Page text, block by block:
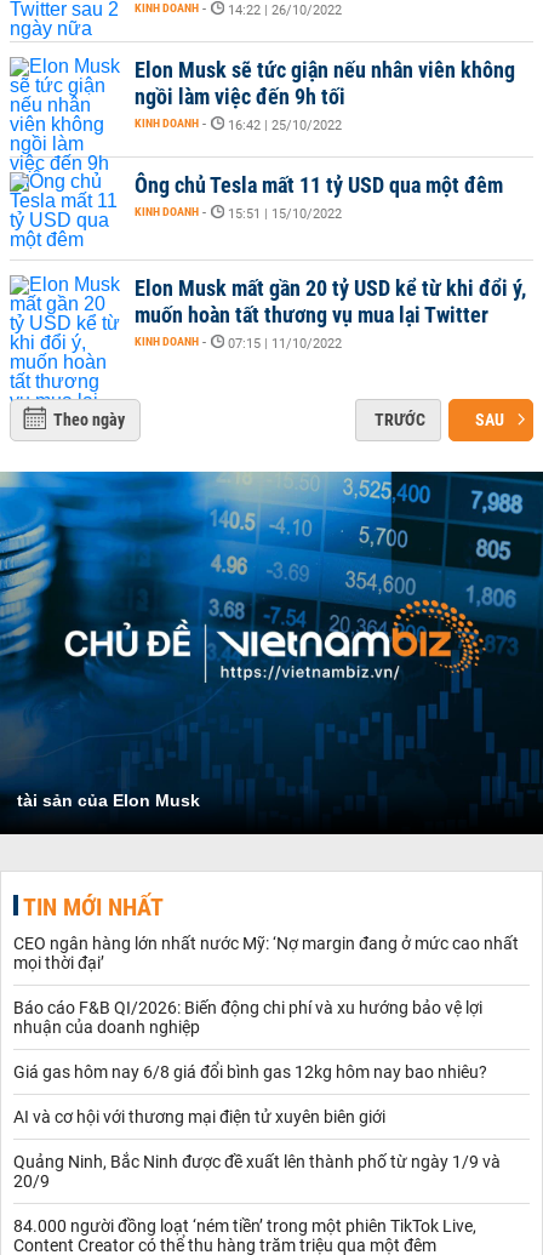
KINH DOANH - 14:22 | 26/10/2022
Elon Musk sẽ tức giận nếu nhân viên không
ngồi làm việc đến 9h tối
KINH DOANH - 16:42 | 25/10/2022
Ông chủ Tesla mất 11 tỷ USD qua một đêm
KINH DOANH - 15:51 | 15/10/2022
Elon Musk mất gần 20 tỷ USD kể từ khi đổi ý,
muốn hoàn tất thương vụ mua lại Twitter
KINH DOANH - 07:15 | 11/10/2022
Theo ngày TRƯỚC SAU
tài sản của Elon Musk
TIN MỚI NHẤT
CEO ngân hàng lớn nhất nước Mỹ: ‘Nợ margin đang ở mức cao nhất
mọi thời đại’
Báo cáo F&B QI/2026: Biến động chi phí và xu hướng bảo vệ lợi
nhuận của doanh nghiệp
Giá gas hôm nay 6/8 giá đổi bình gas 12kg hôm nay bao nhiêu?
AI và cơ hội với thương mại điện tử xuyên biên giới
Quảng Ninh, Bắc Ninh được đề xuất lên thành phố từ ngày 1/9 và
20/9
84.000 người đồng loạt ‘ném tiền’ trong một phiên TikTok Live,
Content Creator có thể thu hàng trăm triệu qua một đêm